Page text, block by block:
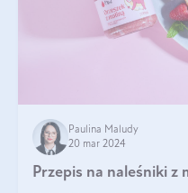
Paulina Maludy
20 mar 2024
Przepis na naleśniki z